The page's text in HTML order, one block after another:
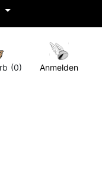
von 50€ !
Anmelden
(0)